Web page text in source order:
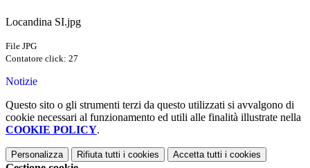
Locandina SI.jpg
File JPG
Contatore click: 27
Notizie
Questo sito o gli strumenti terzi da questo utilizzati si avvalgono di
cookie necessari al funzionamento ed utili alle finalità illustrate nella
COOKIE POLICY.
Personalizza Rifiuta tutti i cookies Accetta tutti i cookies